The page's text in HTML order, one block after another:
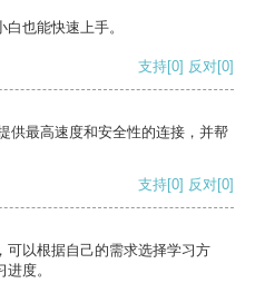
也能快速上手。
支持[0] 反对[0]
供最高速度和安全性的连接，并帮
支持[0] 反对[0]
可以根据自己的需求选择学习方
度。